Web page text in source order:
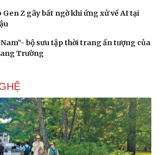
Gen Z gây bất ngờ khi ứng xử về AI tại
bộ sưu tập thời trang ấn tượng của
Trường